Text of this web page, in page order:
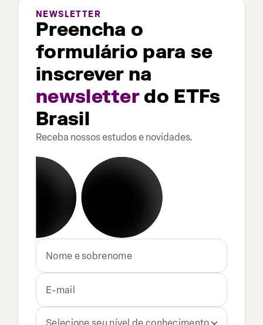
NEWSLETTER
Preencha o
formulário para se
inscrever na
newsletterdo ETFs
Brasil
Receba nossos estudos e novidades.